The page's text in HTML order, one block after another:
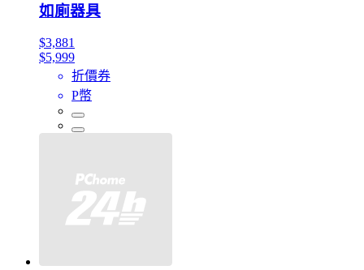
如廁器具
$3,881
$5,999
折價券
P幣